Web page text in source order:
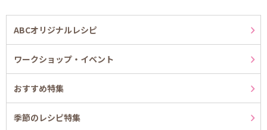
ABCオリジナルレシピ
ワークショップ・イベント
おすすめ特集
季節のレシピ特集